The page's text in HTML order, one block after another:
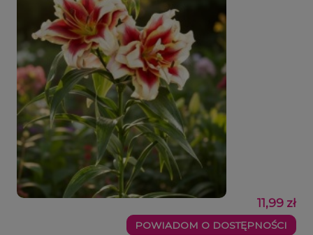
11,99 zł
POWIADOM O DOSTĘPNOŚCI